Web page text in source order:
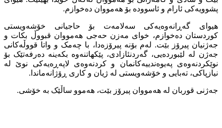
پشوویەکی ئارام و ئاسوودە بۆ هه‌مووان ده‌خوازم.
هيواى گه‌ڕانه‌وه‌يه‌كى سه‌لامه‌ت بۆ حاجیانی خۆشەویستى
كوردستان ده‌خوازم، خوای مەزن حەجى هەمووان قبووڵ بکات و
جه‌ژنيان پيرۆز بێت. لەم بۆنە پیرۆزەدا، با چەمک و واتا قووڵەکانی
جەژن لە لێبوردەیی، گەردنئازادی، پێكهاتنه‌وه‌ بکەینە دەرفەتێک بۆ
نوێکردنەوەی پەیوەندییەکانمان و کردنەوەی لاپەڕەیەکی نوێ لە
نيازپاكى، تەبایی و خۆشه‌ويستى لە ژیان و كاری ڕۆژانه‌ماندا.
جەژنی قوربان لە هەمووان پیرۆز بێت، هەموو ساڵێک بە خۆشی.